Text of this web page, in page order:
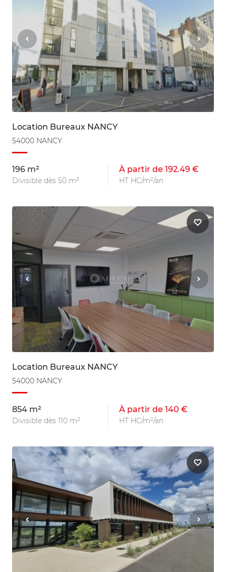
Location Bureaux NANCY
54000 NANCY
196 m²
Divisible dès 50 m²
À partir de 192.49 €
HT HC/m²/an
Location Bureaux NANCY
54000 NANCY
854 m²
Divisible dès 110 m²
À partir de 140 €
HT HC/m²/an